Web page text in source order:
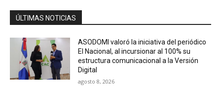
ÚLTIMAS NOTICIAS
ASODOMI valoró la iniciativa del periódico
El Nacional, al incursionar al 100% su
estructura comunicacional a la Versión
Digital
agosto 8, 2026